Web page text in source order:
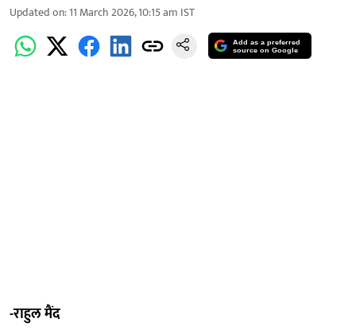
Updated on:11 March 2026, 10:15 am IST
Add as a preferred
source on Google
-राहुल मैंद